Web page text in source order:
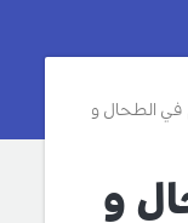
الطحال و
و